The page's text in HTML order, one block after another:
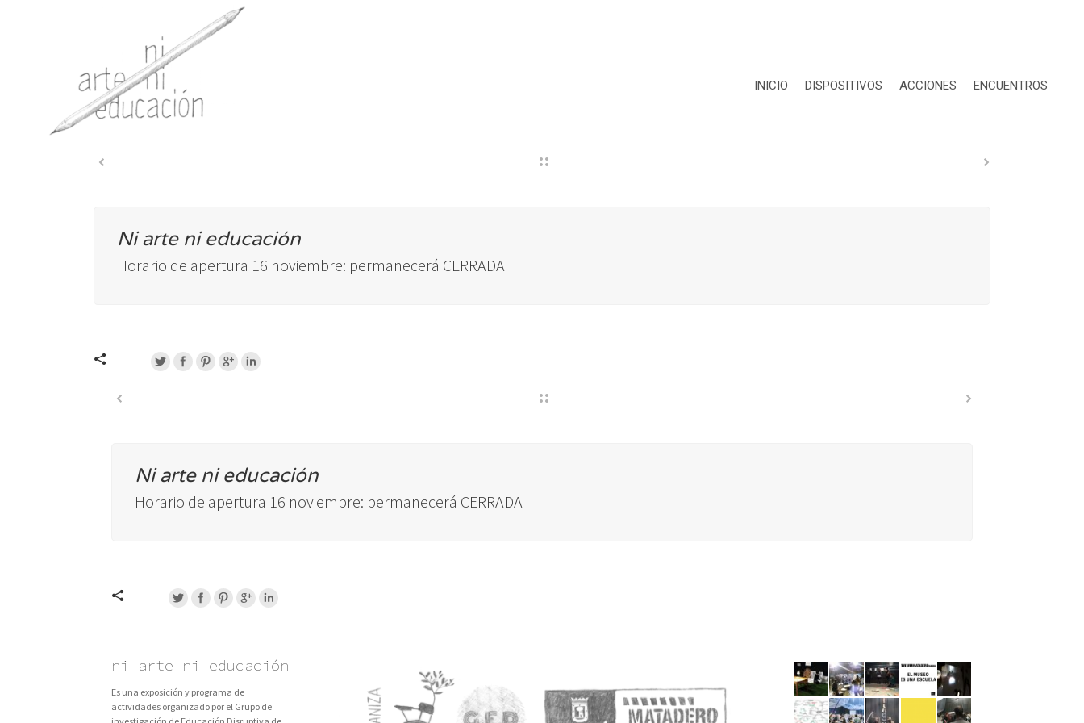
INICIO DISPOSITIVOS ACCIONES ENCUENTROS
Ni arte ni educación
Horario de apertura 16 noviembre: permanecerá CERRADA
Ni arte ni educación
Horario de apertura 16 noviembre: permanecerá CERRADA
ni arte ni educación
Es una exposición y programa de
actividades organizado por el Grupo de